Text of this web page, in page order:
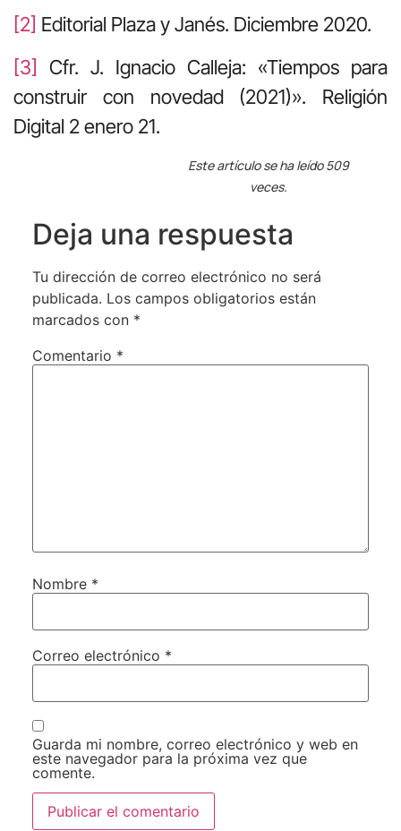
[2] Editorial Plaza y Janés. Diciembre 2020.
[3]
Cfr. J. Ignacio Calleja: «Tiempos para
construir con novedad (2021)». Religión
Digital 2 enero 21.
Este artículo se ha leído 509
veces.
Deja una respuesta
Tu dirección de correo electrónico no será
publicada. Los campos obligatorios están
marcados con *
Comentario *
Nombre *
Correo electrónico *
Guarda mi nombre, correo electrónico y web en
este navegador para la próxima vez que
comente.